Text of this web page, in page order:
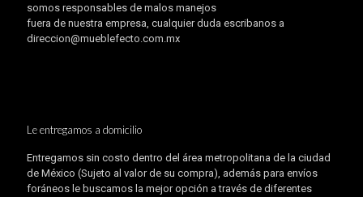
somos responsables de malos manejos
fuera de nuestra empresa, cualquier duda escribanos a
direccion@mueblefecto.com.mx
Le entregamos a domicilio
Entregamos sin costo dentro del área metropolitana de la ciudad
de México (Sujeto al valor de su compra), además para envíos
foráneos le buscamos la mejor opción a través de diferentes